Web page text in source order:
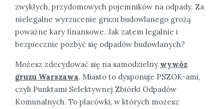
zwykłych, przydomowych pojemników na odpady. Za
nielegalne wyrzucenie gruzu budowlanego grożą
poważne kary finansowe. Jak zatem legalnie i
bezpiecznie pozbyć się odpadów budowlanych?
Możesz zdecydować się na samodzielny wywóz
gruzu Warszawa. Miasto to dysponuje PSZOK-ami,
czyli Punktami Selektywnej Zbiórki Odpadów
Komunalnych. To placówki, w których możesz